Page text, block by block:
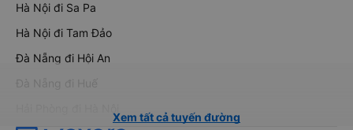
Hà Nội đi Sa Pa
Hà Nội đi Tam Đảo
Đà Nẵng đi Hội An
Đà Nẵng đi Huế
Xem tất cả tuyến đường